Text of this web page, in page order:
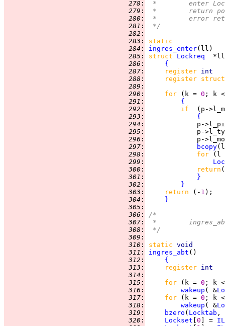
278 :
*	enter
279 :
*	return
280 :
*	error
281 :
*/
282 :
283 :
static
284 : ingres_enter
285 : struct Lockreq
286 :
{
287 : register
288 :
register
289 :
290 : for (k = 0 ; k
291 :
{
292 : if
(p-
293 :
{
294 :
295 :
p-
296 :
p-
297 : bcopy
298 : for
(l
299 :
300 :
return
301 :
}
302 :
}
303 : return (- 1
304 :
}
305 :
306 :
/*
307 :
*
308 :
*/
309 :
310 : static void
311 : ingres_abt
312 :
{
313 : register
314 :
315 : for (k = 0 ; k
316 : wakeup ( &
317 : for (k = 0 ; k
318 : wakeup ( &
319 : bzero ( Locktab ,
320 : Lockset 0 ] =